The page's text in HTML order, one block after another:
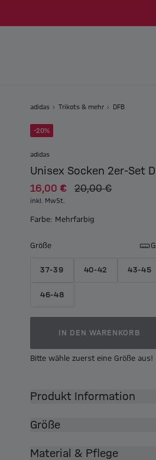
adidas Trikots & mehr DFB
-20%
adidas
Unisex Socken 2er-Set
16,00 € 20,00 €
inkl. MwSt.
Farbe: Mehrfarbig
Größe
37-39 40-42 43-45
46-48
IN DEN WARENKORB
Bitte wähle zuerst eine Größe aus!
Produkt Information
Größe
Material & Pflege